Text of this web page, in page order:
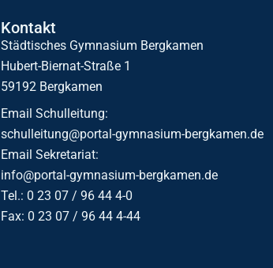
Kontakt
Städtisches Gymnasium Bergkamen
Hubert-Biernat-Straße 1
59192 Bergkamen
Email Schulleitung:
schulleitung@portal-gymnasium-bergkamen.de
Email Sekretariat:
info@portal-gymnasium-bergkamen.de
Tel.: 0 23 07 / 96 44 4-0
Fax: 0 23 07 / 96 44 4-44